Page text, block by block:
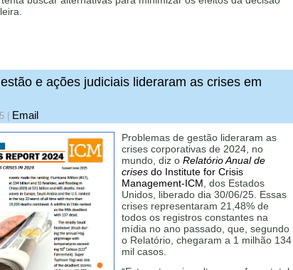
e ações judiciais lideraram as crises em
Email
Problemas de gestão lideraram as
crises corporativas de 2024, no
mundo, diz o Relatório Anual de
crises do Institute for Crisis
Management-ICM , dos Estados
Unidos, liberado dia 30/06/25. Essas
crises representaram 21,48% de
todos os registros constantes na
mídia no ano passado, que, segundo
o Relatório, chegaram a 1 milhão 134
mil casos.